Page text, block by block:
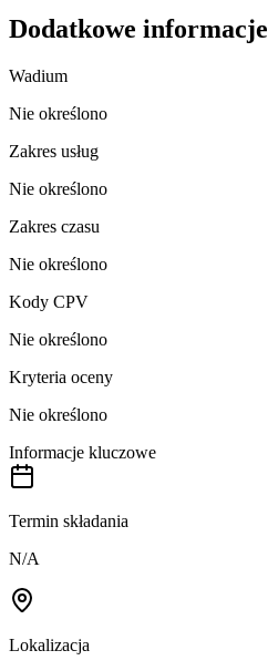
Dodatkowe informacje
Wadium
Nie określono
Zakres usług
Nie określono
Zakres czasu
Nie określono
Kody CPV
Nie określono
Kryteria oceny
Nie określono
Informacje kluczowe
Termin składania
N/A
Lokalizacja